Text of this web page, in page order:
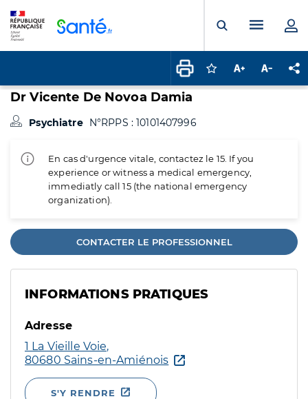
Ouvrir laMenu
Connectez-vous
Augmenter la
Dr Vicente De Novoa Damia
Psychiatre N°RPPS : 10101407996
En cas d'urgence vitale, contactez le 15. If you
experience or witness a medical emergency,
immediatly call 15 (the national emergency
organization).
CONTACTER LE PROFESSIONNEL
INFORMATIONS PRATIQUES
Adresse
1 La Vieille Voie,
80680 Sains-en-Amiénois
S'Y RENDRE